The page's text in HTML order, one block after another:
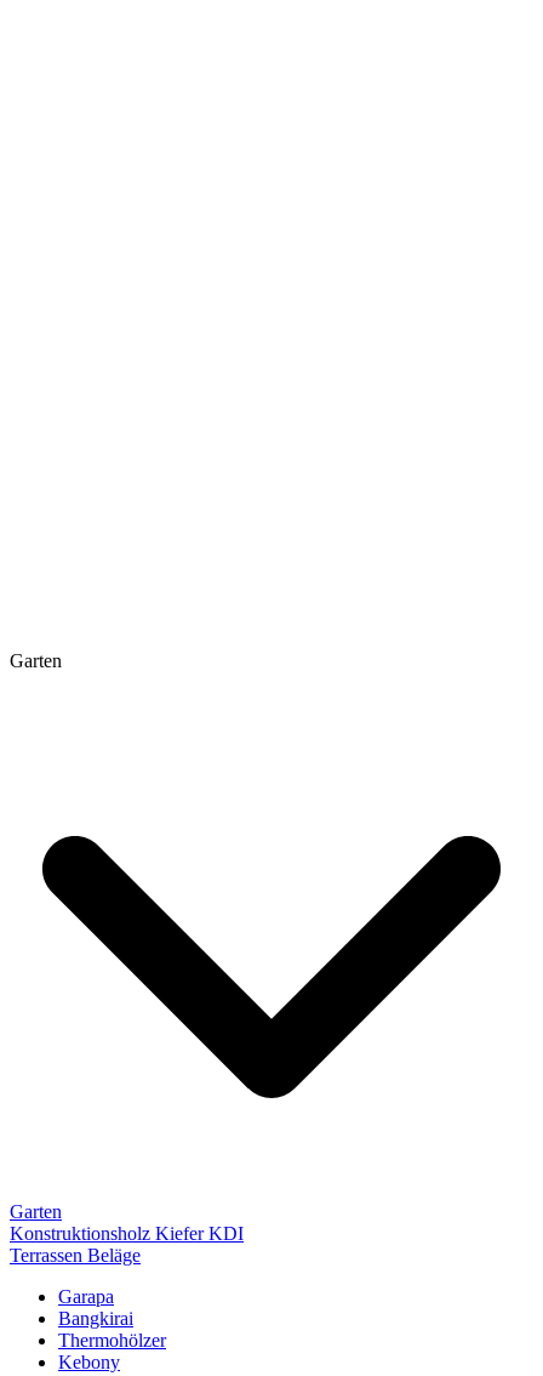
Garten
Garten
Konstruktionsholz Kiefer KDI
Terrassen Beläge
Garapa
Bangkirai
Thermohölzer
Kebony